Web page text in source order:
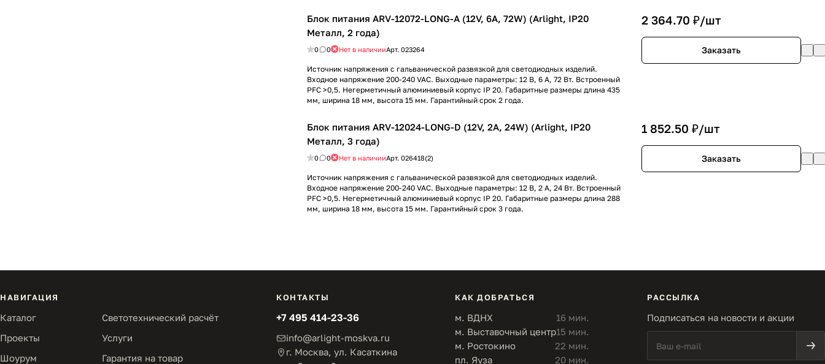
Блок питания ARV-12072-LONG-A (12V, 6A, 72W) (Arlight, IP20
Металл, 2 года)
0 0 Нет в наличииАрт. 023264
Источник напряжения с гальванической развязкой для светодиодных изделий.
Входное напряжение 200-240 VAC. Выходные параметры: 12 В, 6 А, 72 Вт. Встроенный
PFC >0,5. Негерметичный алюминиевый корпус IP 20. Габаритные размеры длина 435
мм, ширина 18 мм, высота 15 мм. Гарантийный срок 2 года.
2 364.70 ₽/шт
Заказать
Блок питания ARV-12024-LONG-D (12V, 2A, 24W) (Arlight, IP20
Металл, 3 года)
0 0 Нет в наличииАрт. 026418(2)
Источник напряжения с гальванической развязкой для светодиодных изделий.
Входное напряжение 200-240 VAC. Выходные параметры: 12 В, 2 А, 24 Вт. Встроенный
PFC >0,5. Негерметичный алюминиевый корпус IP 20. Габаритные размеры длина 288
мм, ширина 18 мм, высота 15 мм. Гарантийный срок 3 года.
1 852.50 ₽/шт
Заказать
НАВИГАЦИЯ
Каталог
Светотехнический расчёт
Проекты
Услуги
Шоурум
Гарантия на товар
КОНТАКТЫ
+7 495 414-23-36
info@arlight-moskva.ru
г. Москва, ул. Касаткина
КАК ДОБРАТЬСЯ
м. ВДНХ
16 мин.
м. Выставочный центр15 мин.
м. Ростокино
22 мин.
пл. Яуза
20 мин.
РАССЫЛКА
Подписаться на новости и акции